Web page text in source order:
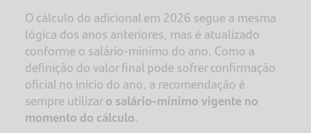
O cálculo do adicional em 2026 segue a mesma
lógica dos anos anteriores, mas é atualizado
conforme o salário-mínimo do ano. Como a
definição do valor final pode sofrer confirmação
oficial no início do ano, a recomendação é
sempre utilizaro salário-mínimo vigente no
momento do cálculo.